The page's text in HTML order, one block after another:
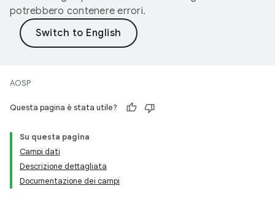
potrebbero contenere errori.
AOSP
Questa pagina è stata utile?
Su questa pagina
Campi dati
Descrizione dettagliata
Documentazione dei campi